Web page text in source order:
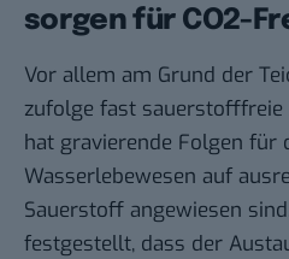
sorgen für CO2-
Vor allem am Grund der
zufolge fast sauerstofffreie
hat gravierende Folgen für
Wasserlebewesen auf
Sauerstoff angewiesen
festgestellt, dass der